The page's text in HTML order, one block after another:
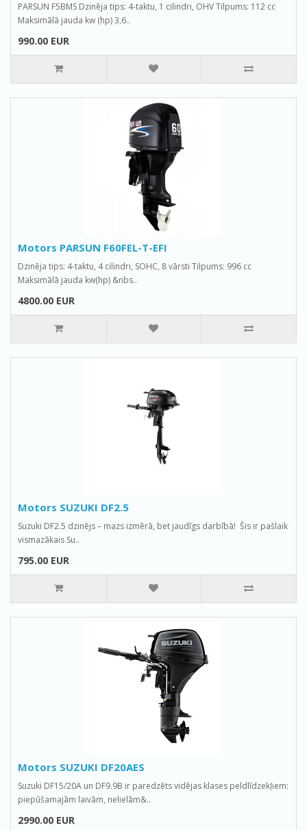
PARSUN F5BMS Dzinēja tips: 4-taktu, 1 cilindri, OHV Tilpums: 112 cc
Maksimālā jauda kw (hp) 3,6..
990.00 EUR
Motors PARSUN F60FEL-T-EFI
Dzinēja tips: 4-taktu, 4 cilindri, SOHC, 8 vārsti Tilpums: 996 cc
Maksimālā jauda kw(hp) &nbs..
4800.00 EUR
Motors SUZUKI DF2.5
Suzuki DF2.5 dzinējs – mazs izmērā, bet jaudīgs darbībā! Šis ir pašlaik
vismazākais Su..
795.00 EUR
Motors SUZUKI DF20AES
Suzuki DF15/20A un DF9.9B ir paredzēts vidējas klases peldlīdzekļiem:
piepūšamajām laivām, nelielām&..
2990.00 EUR